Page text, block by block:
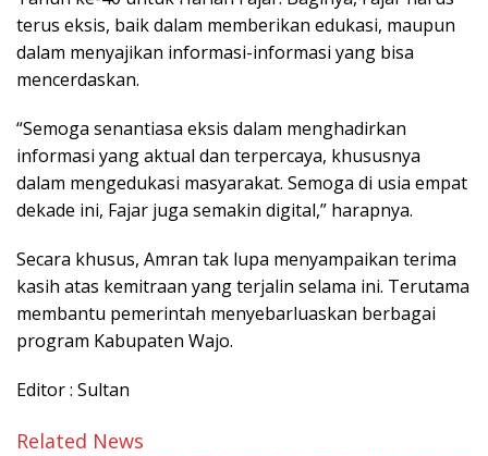
terus eksis, baik dalam memberikan edukasi, maupun
dalam menyajikan informasi-informasi yang bisa
mencerdaskan.
“Semoga senantiasa eksis dalam menghadirkan
informasi yang aktual dan terpercaya, khususnya
dalam mengedukasi masyarakat. Semoga di usia empat
dekade ini, Fajar juga semakin digital,” harapnya.
Secara khusus, Amran tak lupa menyampaikan terima
kasih atas kemitraan yang terjalin selama ini. Terutama
membantu pemerintah menyebarluaskan berbagai
program Kabupaten Wajo.
Editor : Sultan
Related News